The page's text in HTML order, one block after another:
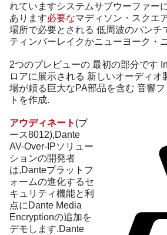
れていますシステムサブウーファー
あります必要なマディソン・スクエ
場所で必要とされる 低周波のパンチ
ティンバーレイクかニューヨーク・
2つのプレビューの 最初の部分です
ロアに展示される 新しいオーディオ
場が頼る巨大なPA部品を含む 音響
トを作成.
アウディネート (ブ
ース8012),Dante
AV-Over-IPソリュー
ションの開発者
は,Danteプラットフ
ォームの進化するセ
キュリティ機能と利
点にDante Media
Encryptionの追加を
デモします.Dante